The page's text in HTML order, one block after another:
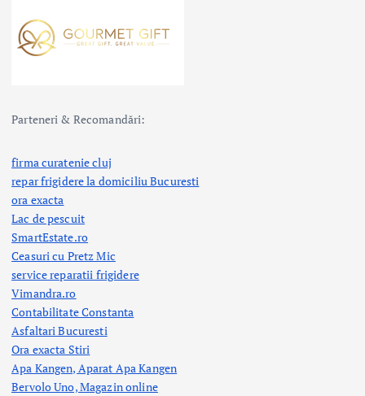
Parteneri & Recomandări:
firma curatenie cluj
repar frigidere la domiciliu Bucuresti
ora exacta
Lac de pescuit
SmartEstate.ro
Ceasuri cu Pretz Mic
service reparatii frigidere
Vimandra.ro
Contabilitate Constanta
Asfaltari Bucuresti
Ora exacta Stiri
Apa Kangen, Aparat Apa Kangen
Bervolo Uno, Magazin online